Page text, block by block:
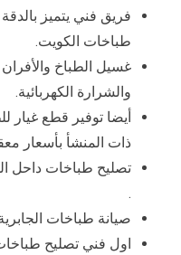
فريق فني يتميز
طباخات الكويت.
غسيل الطباخ
والشرارة الكهربائية.
أيضا توفير قطع غيار
ذات المنشأ بأسعار
تصليح طباخات داحل
.
صيانة طباخات
اول فني تصليح طباخات